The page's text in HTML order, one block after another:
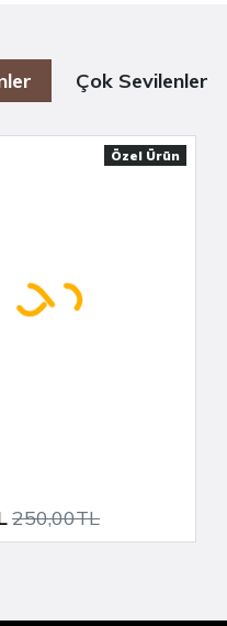
Çok Sevilenler
Özel Ürün
250,00TL